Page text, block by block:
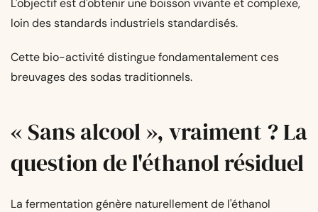
L'objectif est d'obtenir une boisson vivante et complexe,
loin des standards industriels standardisés.
Cette bio-activité distingue fondamentalement ces
breuvages des sodas traditionnels.
« Sans alcool », vraiment ? La
question de l'éthanol résiduel
La fermentation génère naturellement de l'éthanol